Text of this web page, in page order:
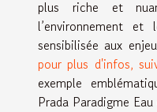
plus riche et
l’environnement et
sensibilisée aux
pour plus d'infos,
exemple
Prada Paradigme